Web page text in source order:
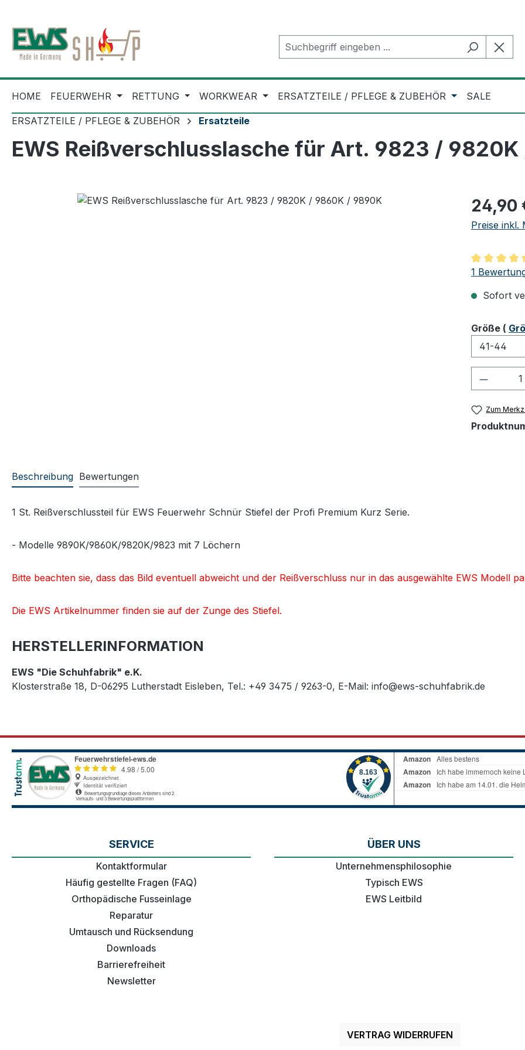
HOME FEUERWEHR RETTUNG WORKWEAR ERSATZTEILE / PFLEGE & ZUBEHÖR SALE
ERSATZTEILE / PFLEGE & ZUBEHÖR Ersatzteile
EWS Reißverschlusslasche für Art. 9823 /
Regulärer
24,90
Preise inkl.
1
Sofort
Größe (
Zum
Beschreibung Bewertungen
1 St. Reißverschlussteil für EWS Feuerwehr Schnür Stiefel der Profi Premium Kurz Serie.
- Modelle 9890K/9860K/9820K/9823 mit 7 Löchern
Bitte beachten sie, dass das Bild eventuell abweicht und der Reißverschluss nur in das ausgewählte EWS Modell
Die EWS Artikelnummer finden sie auf der Zunge des Stiefel.
HERSTELLERINFORMATION
EWS "Die Schuhfabrik" e.K.
Klosterstraße 18, D-06295 Lutherstadt Eisleben, Tel.: +49 3475 / 9263-0, E-Mail: info@ews-schuhfabrik.de
SERVICE
Kontaktformular
Häufig gestellte Fragen (FAQ)
Orthopädische Fusseinlage
Reparatur
Umtausch und Rücksendung
Downloads
Barrierefreiheit
Newsletter
ÜBER UNS
Unternehmensphilosophie
Typisch EWS
EWS Leitbild
VERTRAG WIDERRUFEN